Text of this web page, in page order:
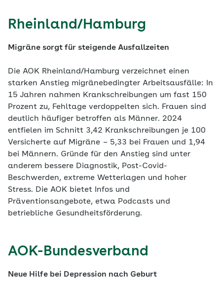
Rheinland/Hamburg
Migräne sorgt für steigende Ausfallzeiten
Die AOK Rheinland/Hamburg verzeichnet einen
starken Anstieg migränebedingter Arbeitsausfälle: In
15 Jahren nahmen Krankschreibungen um fast 150
Prozent zu, Fehltage verdoppelten sich. Frauen sind
deutlich häufiger betroffen als Männer. 2024
entfielen im Schnitt 3,42 Krankschreibungen je 100
Versicherte auf Migräne – 5,33 bei Frauen und 1,94
bei Männern. Gründe für den Anstieg sind unter
anderem bessere Diagnostik, Post-Covid-
Beschwerden, extreme Wetterlagen und hoher
Stress. Die AOK bietet Infos und
Präventionsangebote, etwa Podcasts und
betriebliche Gesundheitsförderung.
AOK-Bundesverband
Neue Hilfe bei Depression nach Geburt